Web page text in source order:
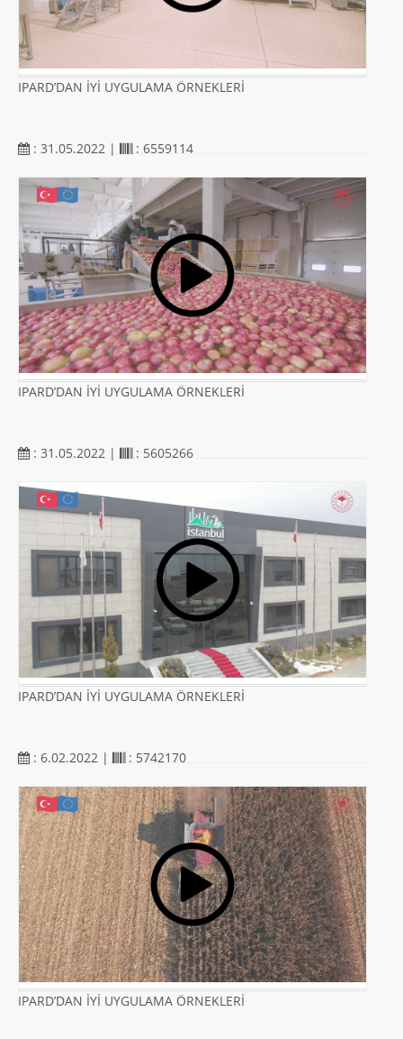
IPARD’DAN İYİ UYGULAMA ÖRNEKLERİ
: 31.05.2022 | : 6559114
IPARD’DAN İYİ UYGULAMA ÖRNEKLERİ
: 31.05.2022 | : 5605266
IPARD’DAN İYİ UYGULAMA ÖRNEKLERİ
: 6.02.2022 | : 5742170
IPARD’DAN İYİ UYGULAMA ÖRNEKLERİ